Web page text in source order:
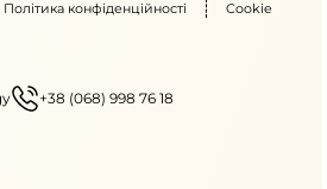
Політика конфіденційності Cookie
+38 (068) 998 76 18